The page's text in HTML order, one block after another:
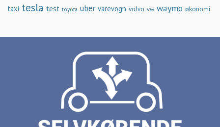
taxi tesla test toyota uber varevogn volvo vw waymo økonomi